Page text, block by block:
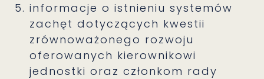
informacje o istnieniu systemów
zachęt dotyczących kwestii
zrównoważonego rozwoju
oferowanych kierownikowi
jednostki oraz członkom rady